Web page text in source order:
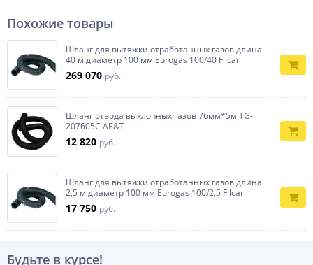
Похожие товары
Шланг для вытяжки отработанных газов длина
40 м диаметр 100 мм Eurogas 100/40 Filcar
269 070 руб.
Шланг отвода выхлопных газов 76мм*5м TG-
207605C AE&T
12 820 руб.
Шланг для вытяжки отработанных газов длина
2,5 м диаметр 100 мм Eurogas 100/2,5 Filcar
17 750 руб.
Будьте в курсе!